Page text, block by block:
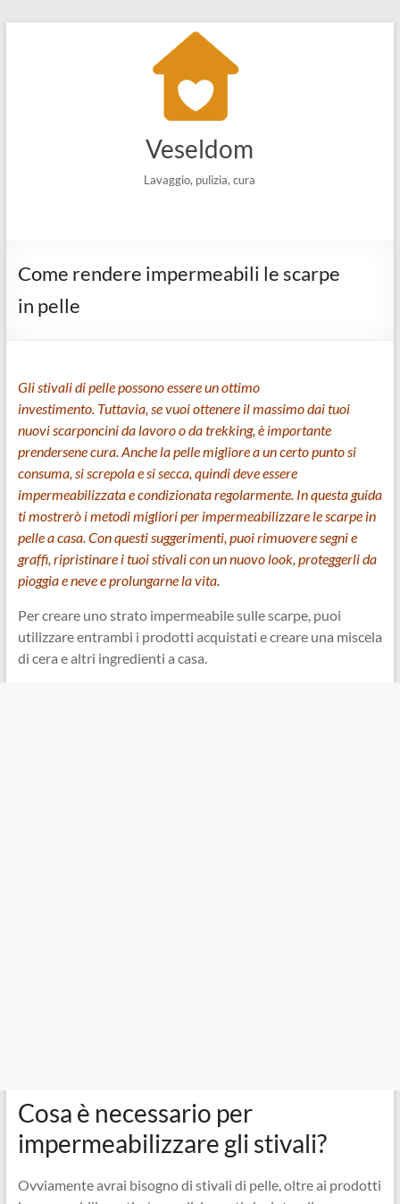
Veseldom
Lavaggio, pulizia, cura
Come rendere impermeabili le scarpe
in pelle
Gli stivali di pelle possono essere un ottimo
investimento. Tuttavia, se vuoi ottenere il massimo dai tuoi
nuovi scarponcini da lavoro o da trekking, è importante
prendersene cura. Anche la pelle migliore a un certo punto si
consuma, si screpola e si secca, quindi deve essere
impermeabilizzata e condizionata regolarmente. In questa guida
ti mostrerò i metodi migliori per impermeabilizzare le scarpe in
pelle a casa. Con questi suggerimenti, puoi rimuovere segni e
graffi, ripristinare i tuoi stivali con un nuovo look, proteggerli da
pioggia e neve e prolungarne la vita.
Per creare uno strato impermeabile sulle scarpe, puoi
utilizzare entrambi i prodotti acquistati e creare una miscela
di cera e altri ingredienti a casa.
Cosa è necessario per
impermeabilizzare gli stivali?
Ovviamente avrai bisogno di stivali di pelle, oltre ai prodotti